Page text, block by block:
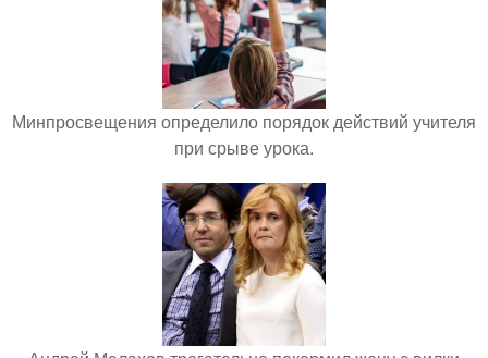
Минпросвещения определило порядок действий учителя
при срыве урока.